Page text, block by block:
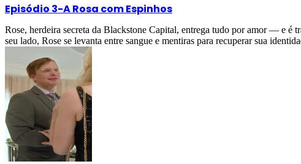
Episódio 3-A Rosa com Espinhos
Rose, herdeira secreta da Blackstone Capital, entrega tudo por amor — e é
seu lado, Rose se levanta entre sangue e mentiras para recuperar sua